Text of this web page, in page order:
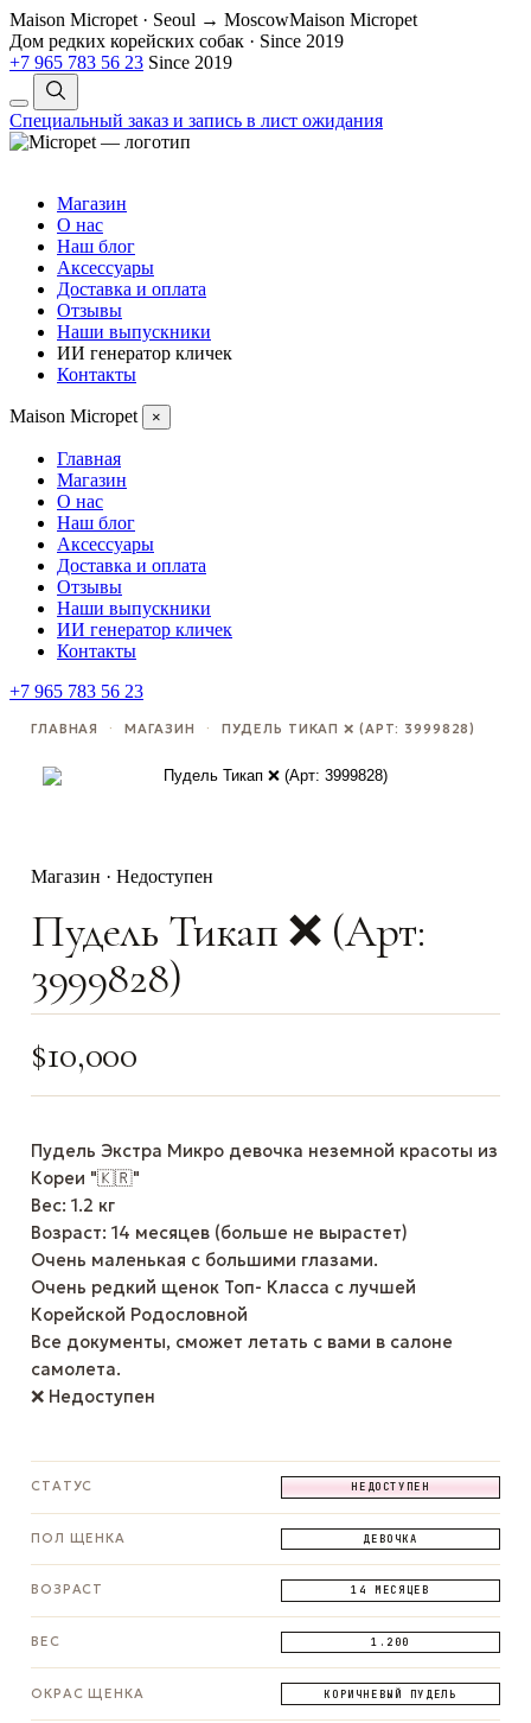
Maison Micropet · Seoul → MoscowMaison Micropet
Дом редких корейских собак · Since 2019
+7 965 783 56 23 Since 2019
Специальный заказ и запись в лист ожидания
Магазин
О нас
Наш блог
Аксессуары
Доставка и оплата
Отзывы
Наши выпускники
ИИ генератор кличек
Контакты
Maison Micropet ×
Главная
Магазин
О нас
Наш блог
Аксессуары
Доставка и оплата
Отзывы
Наши выпускники
ИИ генератор кличек
Контакты
+7 965 783 56 23
ГЛАВНАЯ · МАГАЗИН · ПУДЕЛЬ ТИКАП ❌️ (АРТ: 3999828)
Магазин · Недоступен
Пудель Тикап ❌️ (Арт:
3999828)
$10,000
Пудель Экстра Микро девочка неземной красоты из
Кореи "🇰🇷"
Вес: 1.2 кг
Возраст: 14 месяцев (больше не вырастет)
Очень маленькая с большими глазами.
Очень редкий щенок Топ- Класса с лучшей
Корейской Родословной
Все документы, сможет летать с вами в салоне
самолета.
❌ Недоступен
СТАТУС НЕДОСТУПЕН
ПОЛ ЩЕНКА ДЕВОЧКА
ВОЗРАСТ 14 МЕСЯЦЕВ
ВЕС 1.200
ОКРАС ЩЕНКА КОРИЧНЕВЫЙ ПУДЕЛЬ